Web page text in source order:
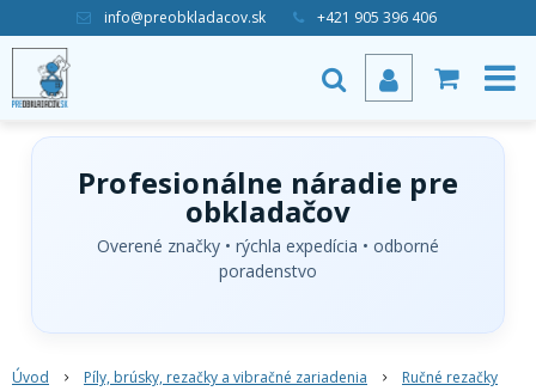
info@preobkladacov.sk +421 905 396 406
Profesionálne náradie pre
obkladačov
Overené značky • rýchla expedícia • odborné
poradenstvo
Úvod Píly, brúsky, rezačky a vibračné zariadenia
Ručné rezačky